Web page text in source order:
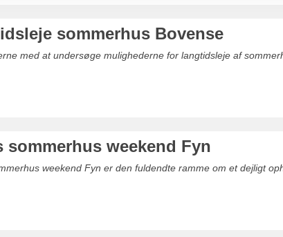
sommerhus Bovense
med at undersøge mulighederne for langtidsleje af
sommerhus weekend Fyn
weekend Fyn er den fuldendte ramme om et dejligt